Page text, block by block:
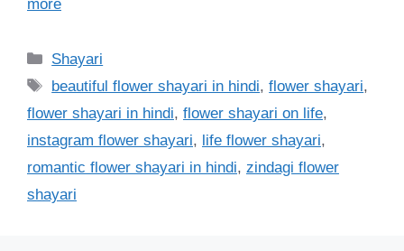
more
Categories
Shayari
Tags
beautiful flower shayari in hindi,flower shayari,
flower shayari in hindi, flower shayari on life,
instagram flower shayari, life flower shayari,
romantic flower shayari in hindi, zindagi flower
shayari